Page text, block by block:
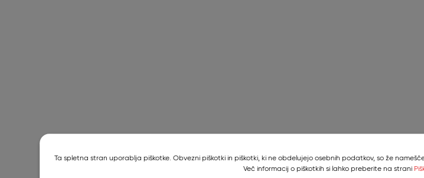
Ta spletna stran uporablja piškotke. Obvezni piškotki in piškotki, ki ne obdelujejo osebnih podatkov, so že
Več informacij o piškotkih si lahko preberite na strani